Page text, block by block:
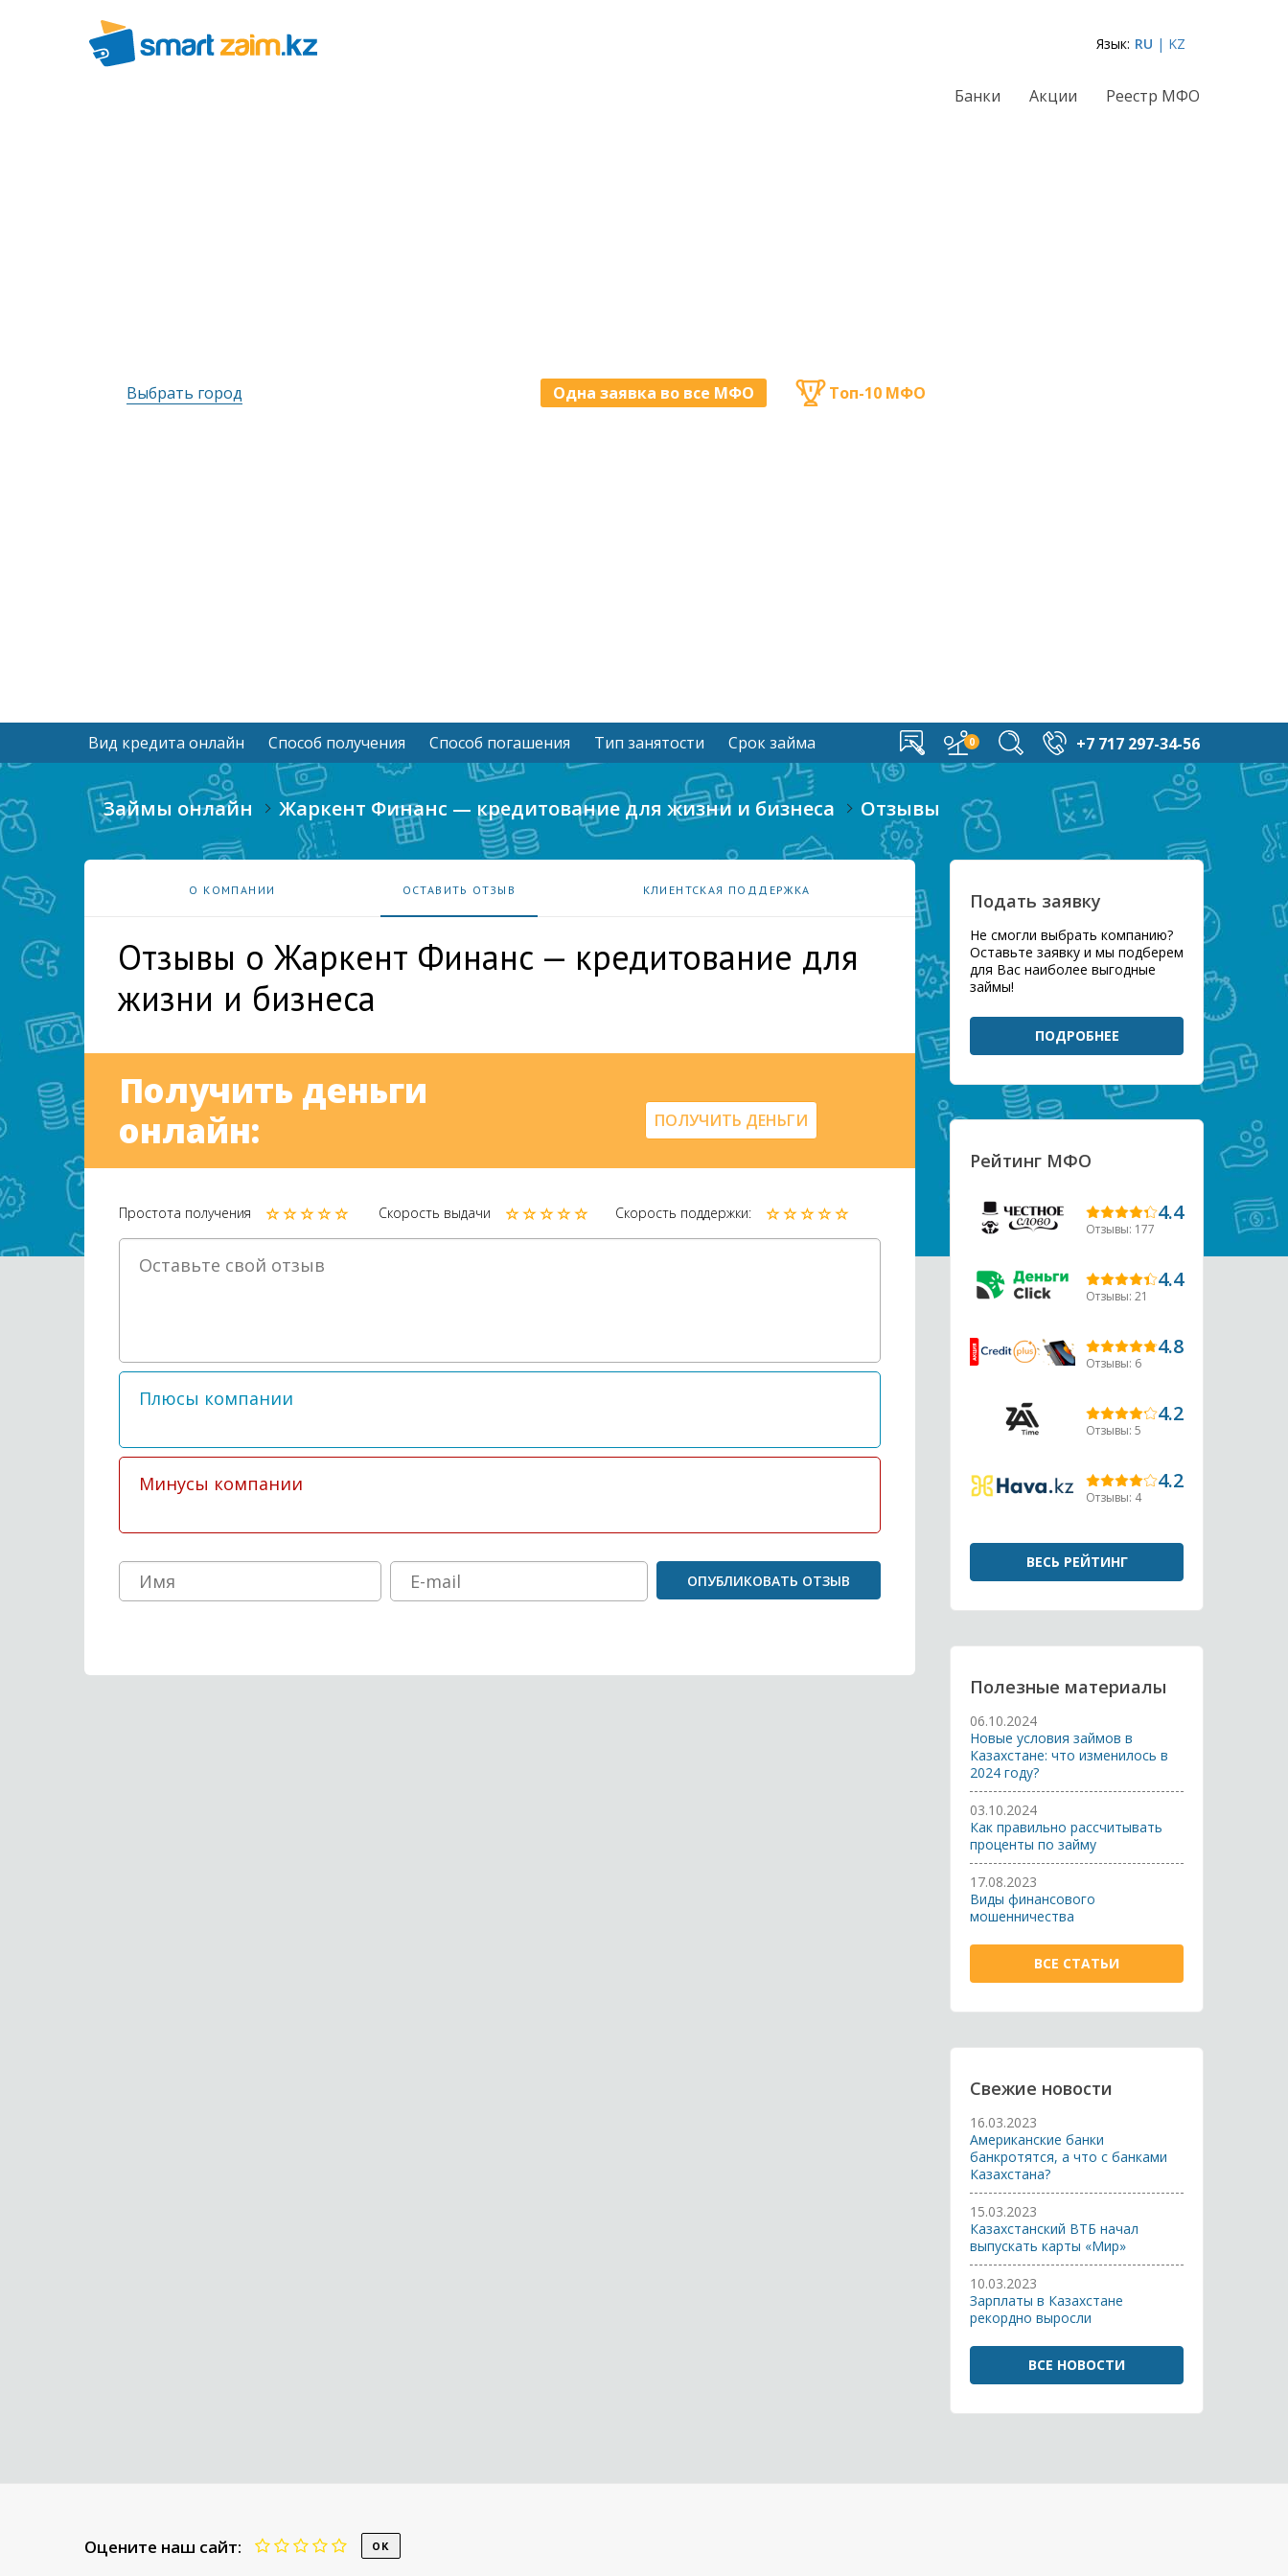
Язык: RU | KZ
Выбрать город Одна заявка во все МФО Топ-10 МФО
Банки Акции Реестр МФО
Вид кредита онлайн Способ получения Способ погашения Тип занятости Срок займа +7 717 297-34-56
Займы онлайн Жаркент Финанс — кредитование для жизни и бизнеса Отзывы
О КОМПАНИИ ОСТАВИТЬ ОТЗЫВ КЛИЕНТСКАЯ ПОДДЕРЖКА
Отзывы о Жаркент Финанс — кредитование для
жизни и бизнеса
Получить деньги
онлайн:
ПОЛУЧИТЬ ДЕНЬГИ
Простота получения Скорость выдачи Скорость поддержки:
Подать заявку
Не смогли выбрать компанию?
Оставьте заявку и мы подберем
для Вас наиболее выгодные
займы!
ПОДРОБНЕЕ
Рейтинг МФО
4.4
Отзывы: 177
4.4
Отзывы: 21
4.8
Отзывы: 6
4.2
Отзывы: 5
4.2
Отзывы: 4
ВЕСЬ РЕЙТИНГ
Полезные материалы
06.10.2024
Новые условия займов в
Казахстане: что изменилось в
2024 году?
03.10.2024
Как правильно рассчитывать
проценты по займу
17.08.2023
Виды финансового
мошенничества
ВСЕ СТАТЬИ
Свежие новости
16.03.2023
Американские банки
банкротятся, а что с банками
Казахстана?
15.03.2023
Казахстанский ВТБ начал
выпускать карты «Мир»
10.03.2023
Зарплаты в Казахстане
рекордно выросли
ВСЕ НОВОСТИ
Оцените наш сайт: